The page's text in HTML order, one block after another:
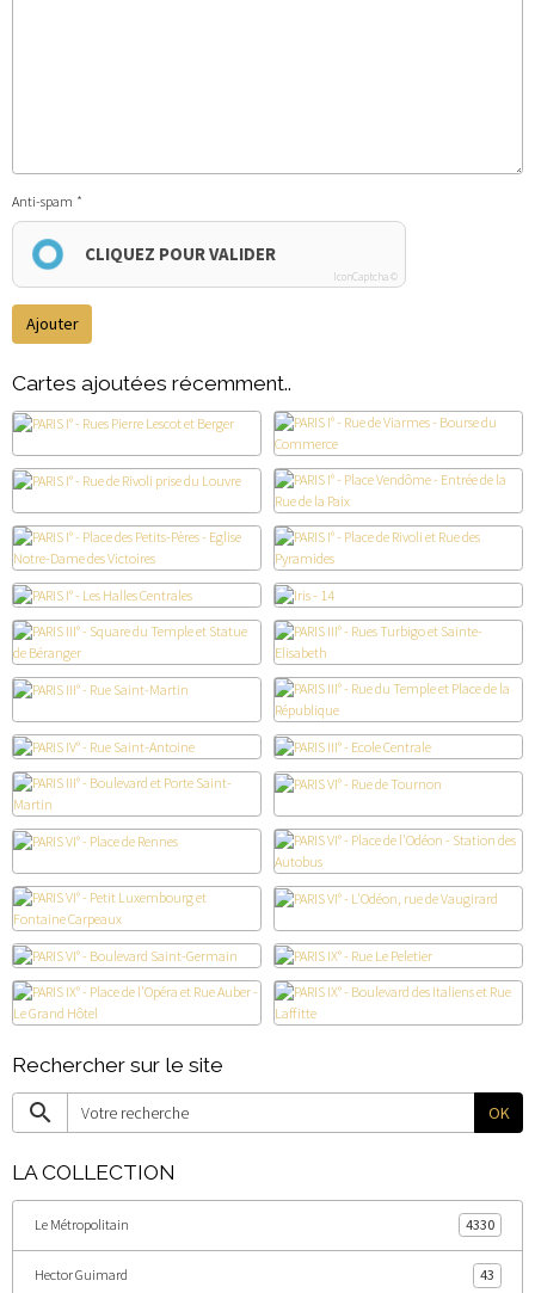
Anti-spam
CLIQUEZ POUR VALIDER
IconCaptcha ©
Ajouter
Cartes ajoutées récemment..
Rechercher sur le site
OK
LA COLLECTION
Le Métropolitain 4330
Hector Guimard 43